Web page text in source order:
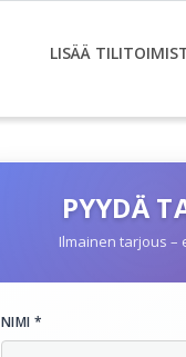
LISÄÄ
PYYDÄ
Ilmainen tarjous –
NIMI *